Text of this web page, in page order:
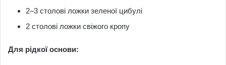
2–3 столові ложки зеленої цибулі
2 столові ложки свіжого кропу
Для рідкої основи: